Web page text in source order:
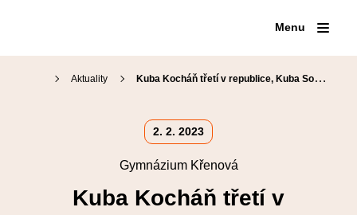
Menu
Den otevřených dveří
Přijímací zkoušky
Přípravné kurzy
Kariérové poradenství
Organizace školního roku
Školní jídelna
Aktuality Kuba Kocháň třetí v republice, Kuba Sochor první v kraji aneb jak si Křenka vede v ChO kat. A
2. 2. 2023
Gymnázium Křenová
Kuba Kocháň třetí v